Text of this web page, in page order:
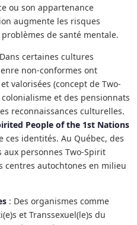
ou son appartenance
augmente les risques
de santé mentale.
certaines cultures
non-conformes ont
valorisées (concept de Two-
et des pensionnats
reconnaissances culturelles.
People of the 1st Nations
identités. Au Québec, des
aux personnes Two-Spirit
centres autochtones en milieu
: Des organismes comme
et Transsexuel(le)s du